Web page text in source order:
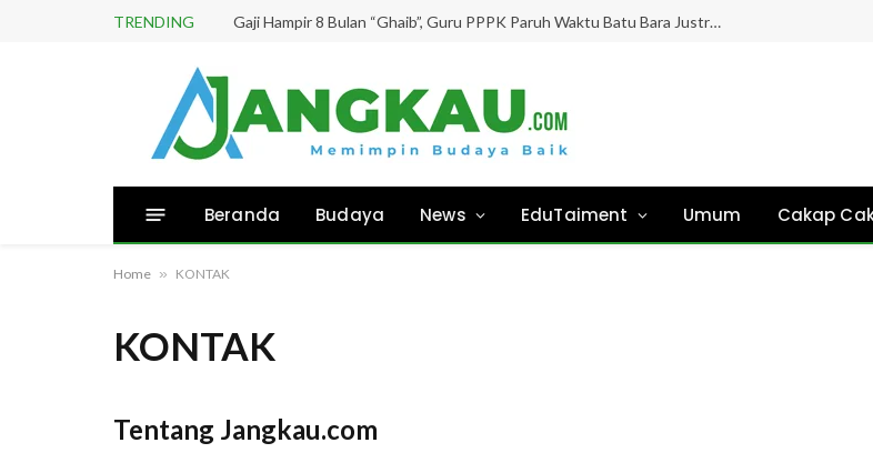
TRENDING Gaji Hampir 8 Bulan “Ghaib”, Guru PPPK Paruh Waktu Batu Bara Justru Didesak Asesmen Tanpa Kejelasan!
Beranda Budaya News EduTaiment Umum Cakap
Home » KONTAK
KONTAK
Tentang Jangkau.com